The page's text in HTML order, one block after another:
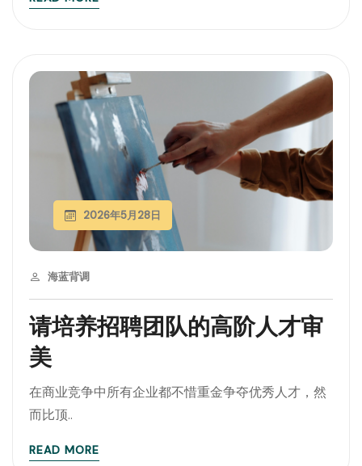
请培养招聘团队的高阶人才审
美
2026年5月28日
海蓝背调
在商业竞争中所有企业都不惜重金争夺优秀人才，然
而比顶..
READ MORE